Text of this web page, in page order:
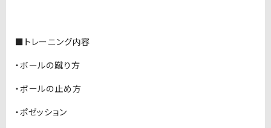
■トレーニング内容
・ボールの蹴り方
・ボールの止め方
・ポゼッション